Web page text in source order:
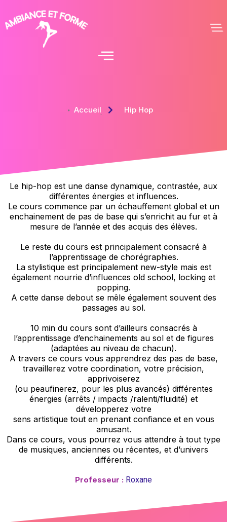
Accueil Hip Hop
Le hip-hop est une danse dynamique, contrastée, aux
différentes énergies et influences.
Le cours commence par un échauffement global et un
enchainement de pas de base qui s’enrichit au fur et à
mesure de l’année et des acquis des élèves.
Le reste du cours est principalement consacré à
l’apprentissage de chorégraphies.
La stylistique est principalement new-style mais est
également nourrie d’influences old school, locking et
popping.
A cette danse debout se mêle également souvent des
passages au sol.
10 min du cours sont d’ailleurs consacrés à
l’apprentissage d’enchainements au sol et de figures
(adaptées au niveau de chacun).
A travers ce cours vous apprendrez des pas de base,
travaillerez votre coordination, votre précision,
apprivoiserez
(ou peaufinerez, pour les plus avancés) différentes
énergies (arrêts / impacts /ralenti/fluidité) et
développerez votre
sens artistique tout en prenant confiance et en vous
amusant.
Dans ce cours, vous pourrez vous attendre à tout type
de musiques, anciennes ou récentes, et d’univers
différents.
Professeur : Roxane